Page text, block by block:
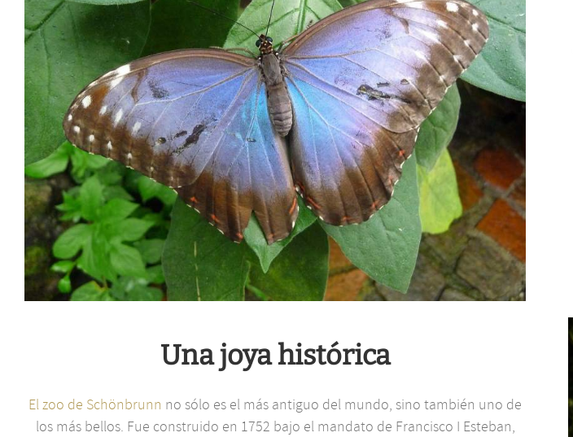
Una joya histórica
El zoo de Schönbrunn no sólo es el más antiguo del mundo, sino también uno de
los más bellos. Fue construido en 1752 bajo el mandato de Francisco I Esteban,